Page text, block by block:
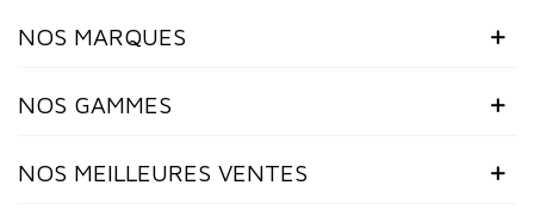
NOS MARQUES
NOS GAMMES
NOS MEILLEURES VENTES